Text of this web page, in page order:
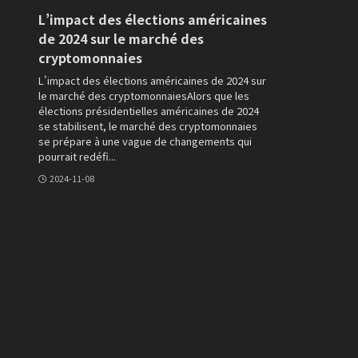
L’impact des élections américaines
de 2024 sur le marché des
cryptomonnaies
L'impact des élections américaines de 2024 sur
le marché des cryptomonnaiesAlors que les
élections présidentielles américaines de 2024
se stabilisent, le marché des cryptomonnaies
se prépare à une vague de changements qui
pourrait redéfi...
2024-11-08